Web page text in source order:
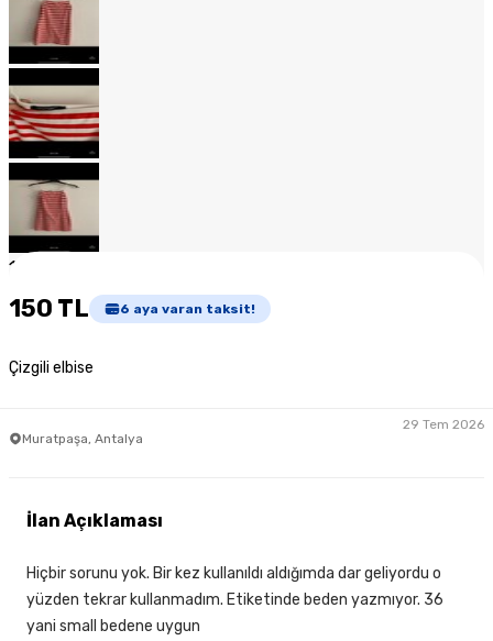
1
150 TL 6 aya varan taksit!
Çizgili elbise
Muratpaşa, Antalya
29 Tem 2026
İlan Açıklaması
Hiçbir sorunu yok. Bir kez kullanıldı aldığımda dar geliyordu o
yüzden tekrar kullanmadım. Etiketinde beden yazmıyor. 36
yani small bedene uygun